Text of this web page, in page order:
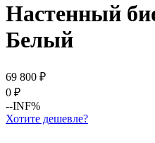
Настенный
Белый
69 800 ₽
0 ₽
--INF%
Хотите дешевле?